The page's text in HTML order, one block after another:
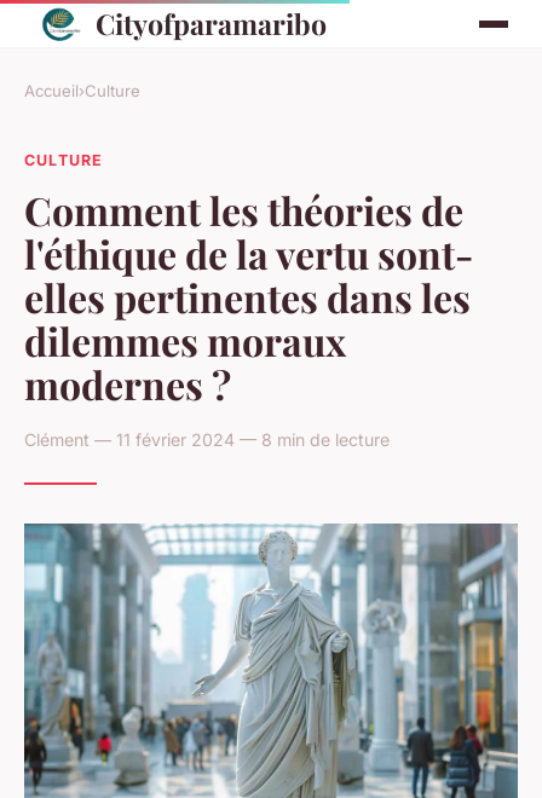
Cityofparamaribo
Accueil›Culture
CULTURE
Comment les théories de
l'éthique de la vertu sont-
elles pertinentes dans les
dilemmes moraux
modernes ?
Clément — 11 février 2024 — 8 min de lecture